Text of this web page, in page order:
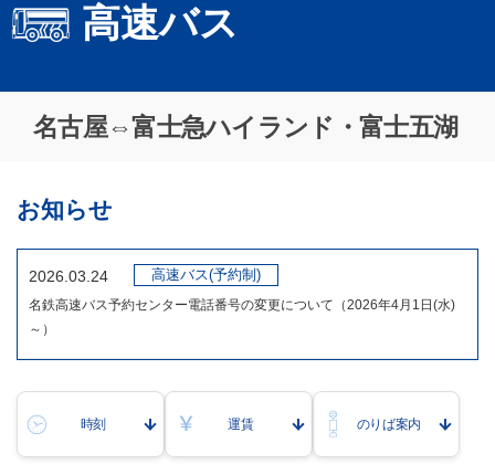
高速バス
名古屋⇔富士急ハイランド・富士五湖
お知らせ
2026.03.24 高速バス(予約制)
名鉄高速バス予約センター電話番号の変更について（2026年4月1日(水)
～）
時刻 運賃 のりば案内